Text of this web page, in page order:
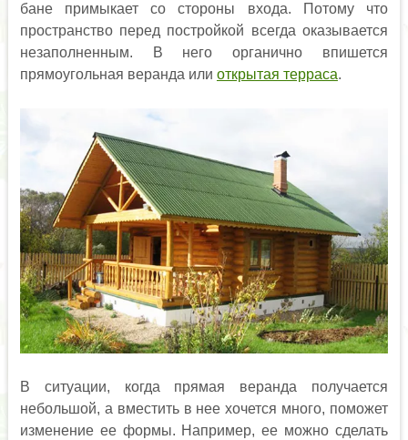
бане примыкает со стороны входа. Потому что
пространство перед постройкой всегда оказывается
незаполненным. В него органично впишется
прямоугольная веранда или открытая терраса.
В ситуации, когда прямая веранда получается
небольшой, а вместить в нее хочется много, поможет
изменение ее формы. Например, ее можно сделать